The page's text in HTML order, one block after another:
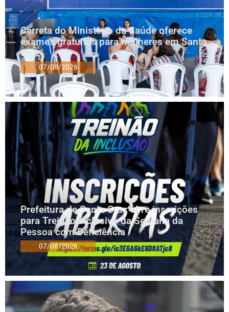
Carreta do Ministério da Saúde oferece
exames gratuitos para mulheres em Santa
Cruz
07/08/2026
Prefeitura de Santa Cruz abre inscrições
para Treinão Inclusivo da Semana da
Pessoa com Deficiência
07/08/2026